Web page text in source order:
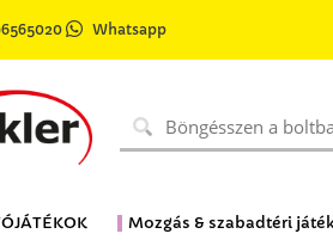
Whatsapp
Mozgás & szabadtéri